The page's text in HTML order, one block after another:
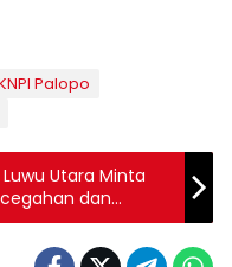
Palopo
Utara Minta
dan
Pemuda